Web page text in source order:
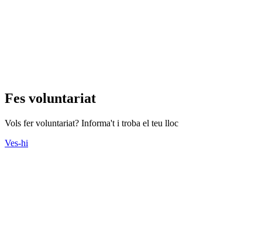
Fes voluntariat
Vols fer voluntariat? Informa't i troba el teu lloc
Ves-hi